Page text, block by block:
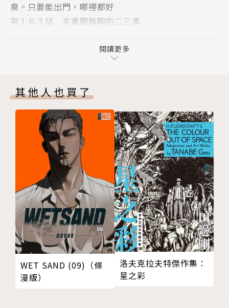
泉。只要能出門，哪裡都好
第１６３話 夫妻間無聊的二三事
第１６５話 內容真的無關緊要到我想直接弄成番外篇
第１６６話 常在一些特產店買下手的東西
第１６９話 某位少女的往事
特別附錄／第１６７．５話 毫不重要的租車後日談
閱讀更多
其他人也買了
WET SAND (09)（條
漫版）
洛夫克拉夫特傑作集：
星之彩